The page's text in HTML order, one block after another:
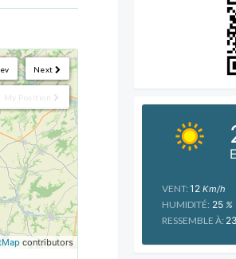
Next
My Position
contributors
VENT: 12Km/h
HUMIDITÉ: 25%
RESSEMBLE À: 23